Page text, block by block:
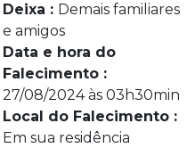
Deixa : Demais familiares
e amigos
Data e hora do
Falecimento :
27/08/2024 às 03h30min
Local do Falecimento :
Em sua residência